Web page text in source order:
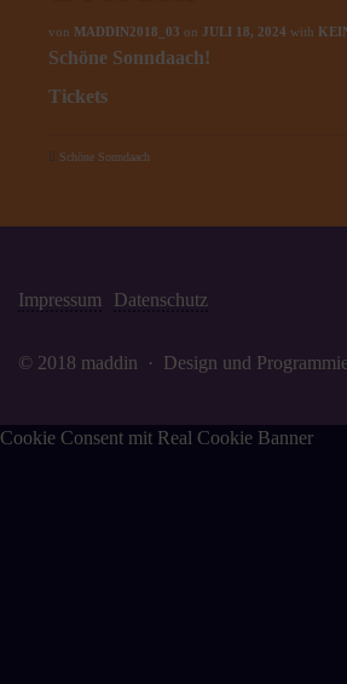
von MADDIN2018_03 on JULI 18, 2024 with
Schöne Sonndaach!
Tickets
Schöne Sonndaach
Impressum Datenschutz
© 2018 maddin · Design und
Cookie Consent mit Real Cookie Banner